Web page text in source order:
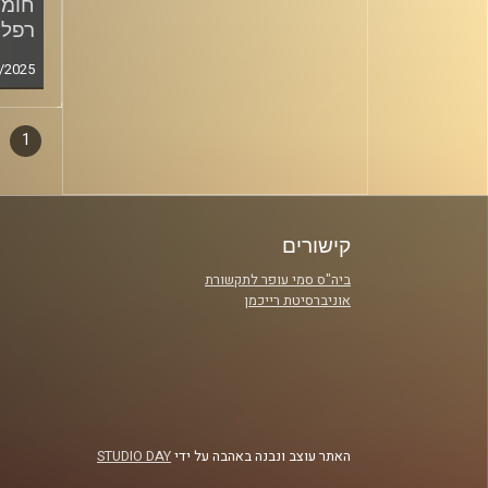
סגירה
1
קישורים
ביה"ס סמי עופר לתקשורת
אוניברסיטת רייכמן
האתר עוצב ונבנה באהבה על ידיSTUDIO DAY